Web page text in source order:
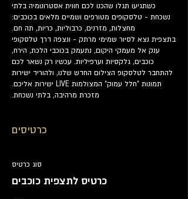
כשתגיעו תגלו שהכנו לכם חווית אסטרונומיה בלתי
נשכחת - טלסקופים מטורפים ושמיים מלאים בכוכבים:
מחצלות, מזרנים, כרבוליות, כריות, תה חם.
בתצפית נצא לסיור שמימי מרתק - ונצפה דרך טלסקופי
ענק אל מעמקי היקום, נתעמק בכוכבי הלכת, הירח,
כוכבים, גלקסיות וערפיליות. עכשיו רק נשאר לכם
להתחבר לטלסקופ הצילום החדש שלנו, ולהוריד ישירות
תמונות "חלל עמוק" המצולמות LIVE ישירות אליכם.
מזכרת מרהיבה, בלתי נשכחת.
כרטיסים
סוג כרטיס
כרטיס לתצפית כוכבים